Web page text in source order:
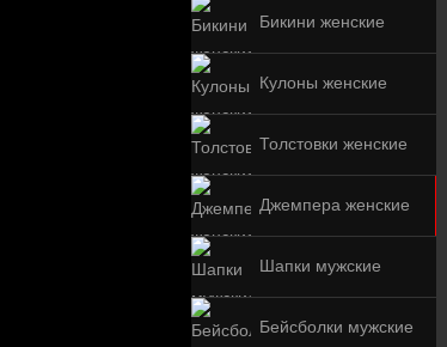
Бикини женские
Кулоны женские
Толстовки женские
Джемпера женские
Шапки мужские
Бейсболки мужские